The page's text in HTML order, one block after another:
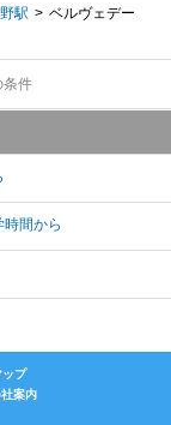
駅
ベルヴェデー
条件
時間から
ップ
案内